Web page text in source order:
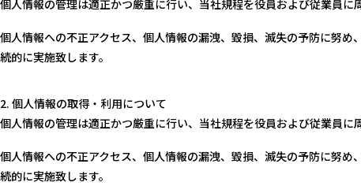
個人情報の管理は適正かつ厳重に行い、当社規程を役員および従業員に
個人情報への不正アクセス、個人情報の漏洩、毀損、滅失の予防に努め
続的に実施致します。
個人情報の取得・利用について
個人情報の管理は適正かつ厳重に行い、当社規程を役員および従業員に
個人情報への不正アクセス、個人情報の漏洩、毀損、滅失の予防に努め
続的に実施致します。